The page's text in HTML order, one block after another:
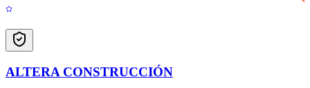
ALTERA CONSTRUCCIÓN